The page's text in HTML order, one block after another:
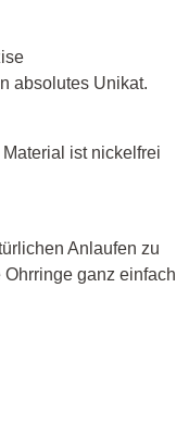
absolutes Unikat.
Material ist nickelfrei
Anlaufen zu
ganz einfach